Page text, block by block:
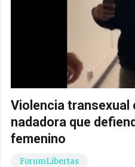
Violencia transexual
nadadora que
femenino
ForumLibertas